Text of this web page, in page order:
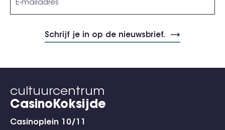
cultuurcentrum
CasinoKoksijde
Casinoplein 10/11